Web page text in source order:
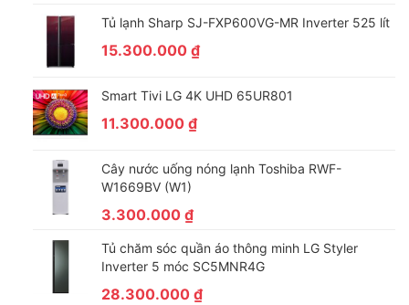
Tủ lạnh Sharp SJ-FXP600VG-MR Inverter 525 lít
15.300.000 ₫
Smart Tivi LG 4K UHD 65UR801
11.300.000 ₫
Cây nước uống nóng lạnh Toshiba RWF-
W1669BV (W1)
3.300.000 ₫
Tủ chăm sóc quần áo thông minh LG Styler
Inverter 5 móc SC5MNR4G
28.300.000 ₫